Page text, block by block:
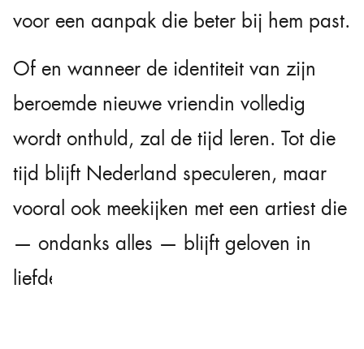
voor een aanpak die beter bij hem past.
Of en wanneer de identiteit van zijn
beroemde nieuwe vriendin volledig
wordt onthuld, zal de tijd leren. Tot die
tijd blijft Nederland speculeren, maar
vooral ook meekijken met een artiest die
— ondanks alles — blijft geloven in
liefde.